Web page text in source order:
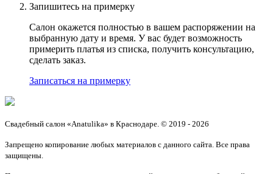
Запишитесь на примерку
Салон окажется полностью в вашем распоряжении на
выбранную дату и время. У вас будет возможность
примерить платья из списка, получить консультацию,
сделать заказ.
Записаться на примерку
Свадебный салон «Anatulika» в Краснодаре. © 2019 - 2026
Запрещено копирование любых материалов с данного сайта. Все права
защищены.